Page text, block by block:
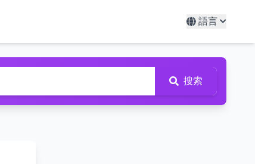
語言
搜索